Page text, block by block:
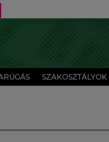
SZAKOSZTÁLYOK